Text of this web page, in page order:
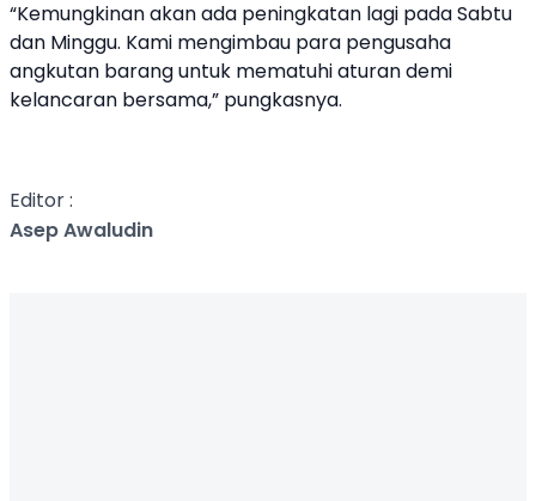
“Kemungkinan akan ada peningkatan lagi pada Sabtu
dan Minggu. Kami mengimbau para pengusaha
angkutan barang untuk mematuhi aturan demi
kelancaran bersama,” pungkasnya.
Editor :
Asep Awaludin